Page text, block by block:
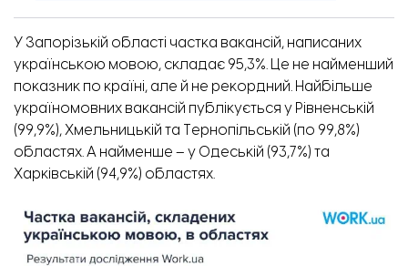
У Запорізькій області частка вакансій, написаних
українською мовою, складає 95,3%. Це не найменший
показник по країні, але й не рекордний. Найбільше
україномовних вакансій публікується у Рівненській
(99,9%), Хмельницькій та Тернопільській (по 99,8%)
областях. А найменше – у Одеській (93,7%) та
Харківській (94,9%) областях.